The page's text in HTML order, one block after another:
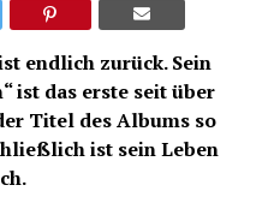
endlich zurück. Sein
ist das erste seit über
Titel des Albums so
ist sein Leben